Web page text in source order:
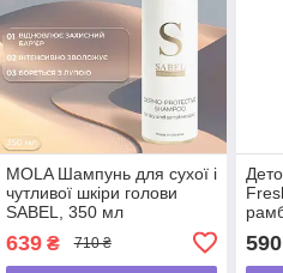
MOLA Шампунь для сухої і
чутливої шкіри голови
SABEL, 350 мл
639₴ 710 ₴ 590